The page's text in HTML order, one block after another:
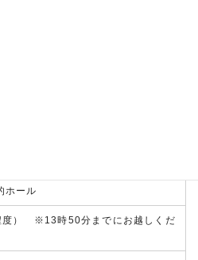
ホール
度） ※13時50分までにお越しくだ